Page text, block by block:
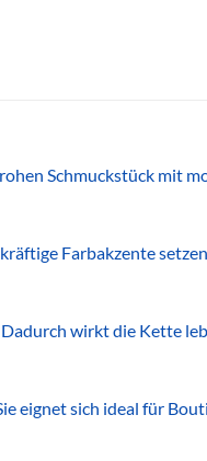
Schmuckstück mit
Farbakzente
wirkt die Kette
sich ideal für